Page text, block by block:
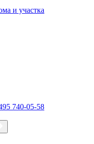
и участка
740-05-58